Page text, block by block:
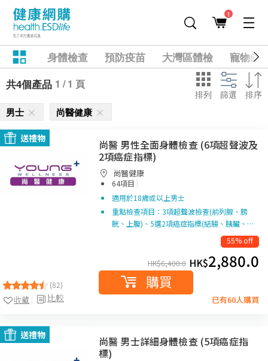
1
身體檢查 預防疫苗 大灣區體檢
寵物健
共4個產品 1 / 1 頁
排列 篩選 排序
男士 尚醫健康
送禮物
(82)
比較
收藏
尚醫 男性全面身體檢查 (6項超聲波及
2項癌症指標)
尚醫健康
64項目 |
適用於18歲或以上男士
重點檢查項目：3項超聲波檢查(前列腺、膀
胱、上腹)、5選2項癌症指標(結腸、胰臟、…
55% off
HK$6,400.0 HK$2,880.0
購買
已有60人購買
送禮物
尚醫 男士詳細身體檢查 (5項癌症指
標)